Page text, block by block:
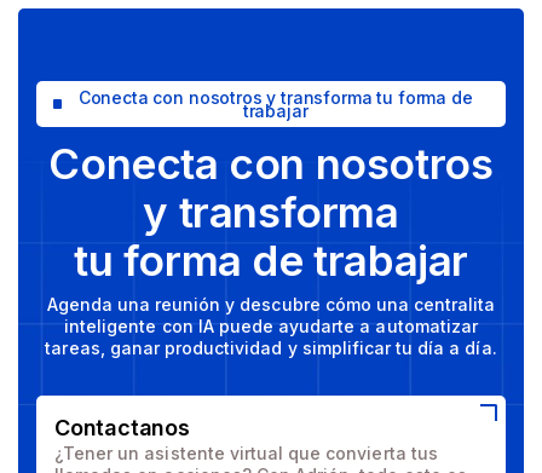
Conecta con nosotros y transforma tu forma de
trabajar
Conecta con nosotros
y transforma
tu forma de trabajar
Agenda una reunión y descubre cómo una centralita
inteligente con IA puede ayudarte a automatizar
tareas, ganar productividad y simplificar tu día a día.
Contactanos
¿Tener un asistente virtual que convierta tus